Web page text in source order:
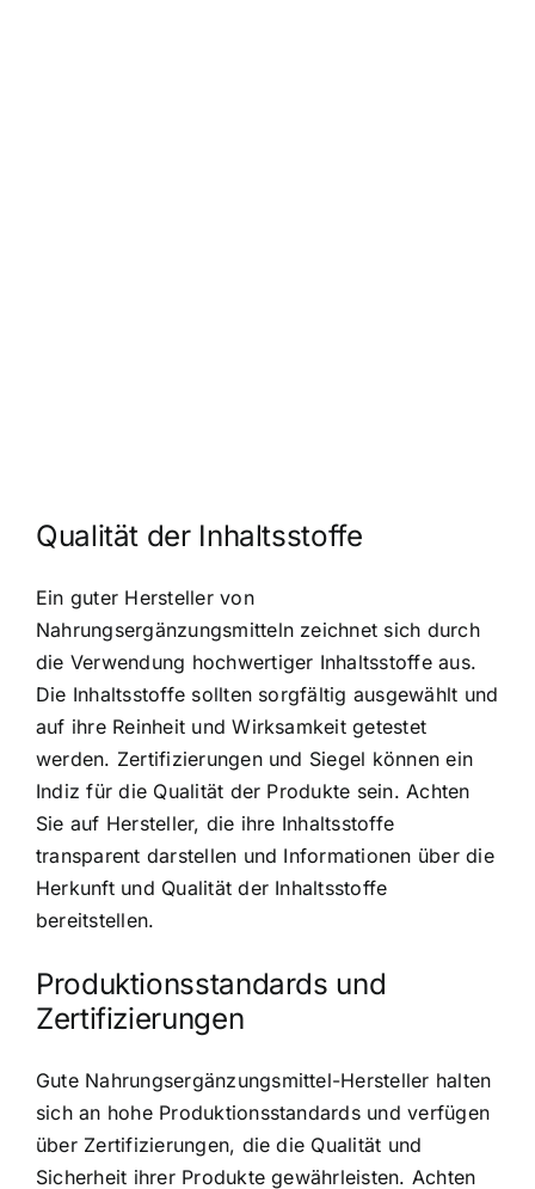
Qualität der Inhaltsstoffe
Ein guter Hersteller von
Nahrungsergänzungsmitteln zeichnet sich durch
die Verwendung hochwertiger Inhaltsstoffe aus.
Die Inhaltsstoffe sollten sorgfältig ausgewählt und
auf ihre Reinheit und Wirksamkeit getestet
werden. Zertifizierungen und Siegel können ein
Indiz für die Qualität der Produkte sein. Achten
Sie auf Hersteller, die ihre Inhaltsstoffe
transparent darstellen und Informationen über die
Herkunft und Qualität der Inhaltsstoffe
bereitstellen.
Produktionsstandards und
Zertifizierungen
Gute Nahrungsergänzungsmittel-Hersteller halten
sich an hohe Produktionsstandards und verfügen
über Zertifizierungen, die die Qualität und
Sicherheit ihrer Produkte gewährleisten. Achten